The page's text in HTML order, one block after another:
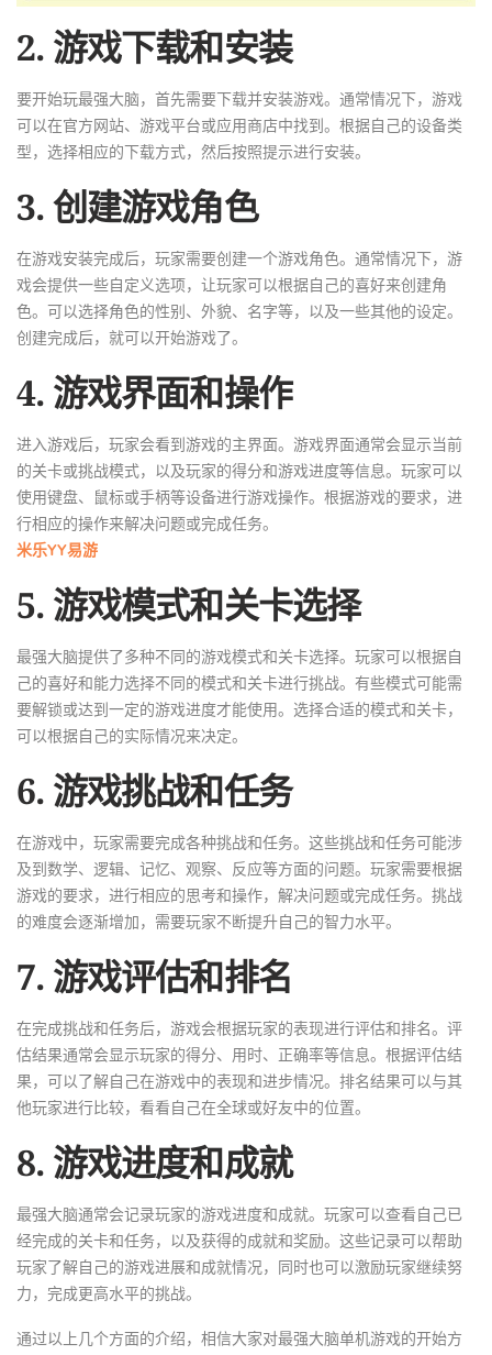
2. 游戏下载和安装
要开始玩最强大脑，首先需要下载并安装游戏。通常情况下，游戏
可以在官方网站、游戏平台或应用商店中找到。根据自己的设备类
型，选择相应的下载方式，然后按照提示进行安装。
3. 创建游戏角色
在游戏安装完成后，玩家需要创建一个游戏角色。通常情况下，游
戏会提供一些自定义选项，让玩家可以根据自己的喜好来创建角
色。可以选择角色的性别、外貌、名字等，以及一些其他的设定。
创建完成后，就可以开始游戏了。
4. 游戏界面和操作
进入游戏后，玩家会看到游戏的主界面。游戏界面通常会显示当前
的关卡或挑战模式，以及玩家的得分和游戏进度等信息。玩家可以
使用键盘、鼠标或手柄等设备进行游戏操作。根据游戏的要求，进
行相应的操作来解决问题或完成任务。
米乐YY易游
5. 游戏模式和关卡选择
最强大脑提供了多种不同的游戏模式和关卡选择。玩家可以根据自
己的喜好和能力选择不同的模式和关卡进行挑战。有些模式可能需
要解锁或达到一定的游戏进度才能使用。选择合适的模式和关卡，
可以根据自己的实际情况来决定。
6. 游戏挑战和任务
在游戏中，玩家需要完成各种挑战和任务。这些挑战和任务可能涉
及到数学、逻辑、记忆、观察、反应等方面的问题。玩家需要根据
游戏的要求，进行相应的思考和操作，解决问题或完成任务。挑战
的难度会逐渐增加，需要玩家不断提升自己的智力水平。
7. 游戏评估和排名
在完成挑战和任务后，游戏会根据玩家的表现进行评估和排名。评
估结果通常会显示玩家的得分、用时、正确率等信息。根据评估结
果，可以了解自己在游戏中的表现和进步情况。排名结果可以与其
他玩家进行比较，看看自己在全球或好友中的位置。
8. 游戏进度和成就
最强大脑通常会记录玩家的游戏进度和成就。玩家可以查看自己已
经完成的关卡和任务，以及获得的成就和奖励。这些记录可以帮助
玩家了解自己的游戏进展和成就情况，同时也可以激励玩家继续努
力，完成更高水平的挑战。
通过以上几个方面的介绍，相信大家对最强大脑单机游戏的开始方